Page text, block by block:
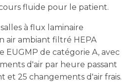
fluide pour le patient.
à flux laminaire
air ambiant filtré HEPA
EUGMP de catégorie A, avec
d'air par heure passant
et 25 changements d'air frais.